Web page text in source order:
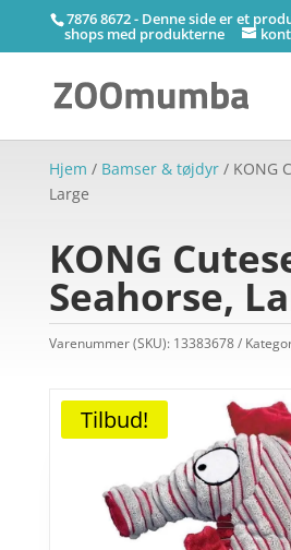
7876 8672 - Denne side er et
shops med produkterne
Hjem / Bamser & tøjdyr/ KONG
Large
KONG
Seahorse,
Varenummer (SKU): 13383678
Tilbud!